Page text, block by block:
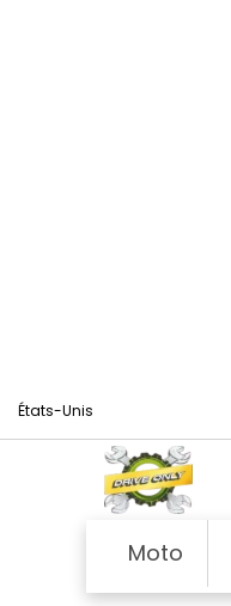
États-Unis
Moto